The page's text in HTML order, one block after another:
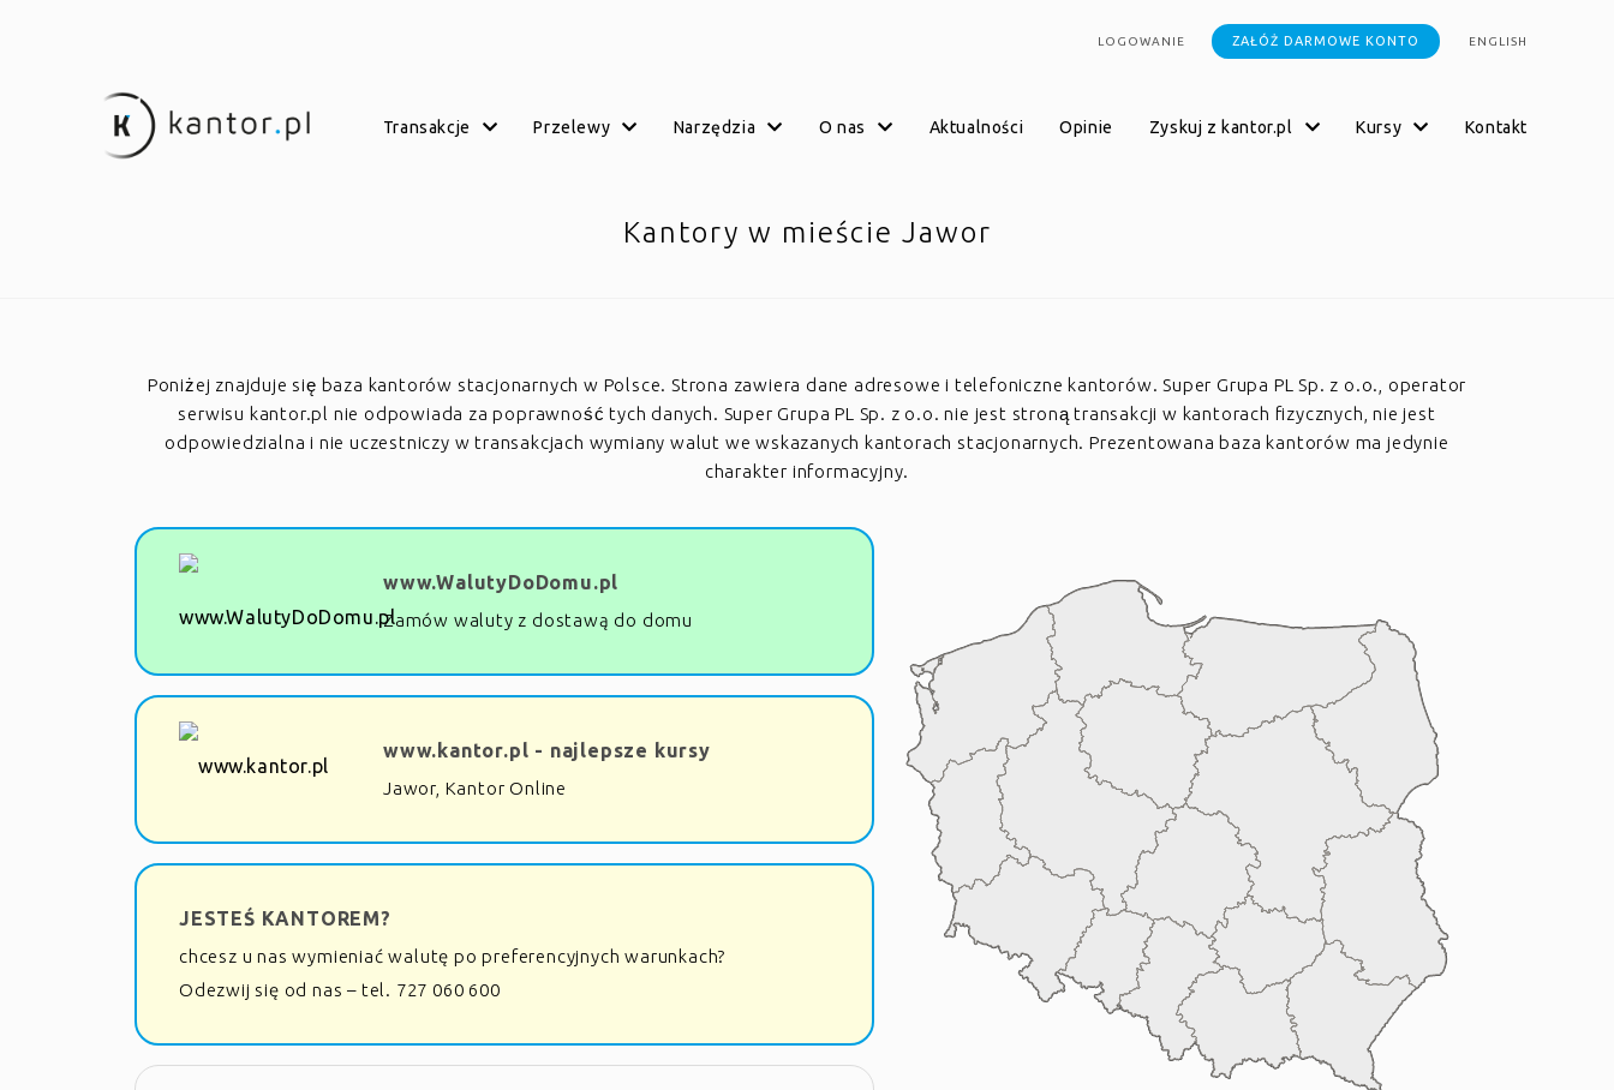
LOGOWANIE ZAŁÓŻ DARMOWE KONTO ENGLISH
transakcje przelewy narzędzia o nas aktualności opinie zyskuj z kantor.pl kursy kontakt
Kantory w mieście Jawor
Poniżej znajduje się baza kantorów stacjonarnych w Polsce. Strona zawiera dane adresowe i telefoniczne kantorów. Super Grupa PL Sp. z o.o., operator
serwisu kantor.pl nie odpowiada za poprawność tych danych. Super Grupa PL Sp. z o.o. nie jest stroną transakcji w kantorach fizycznych, nie jest
odpowiedzialna i nie uczestniczy w transakcjach wymiany walut we wskazanych kantorach stacjonarnych. Prezentowana baza kantorów ma jedynie
charakter informacyjny.
www.WalutyDoDomu.pl
Zamów waluty z dostawą do domu
www.kantor.pl - najlepsze kursy
Jawor, Kantor Online
JESTEŚ KANTOREM?
chcesz u nas wymieniać walutę po preferencyjnych warunkach?
Odezwij się od nas – tel. 727 060 600